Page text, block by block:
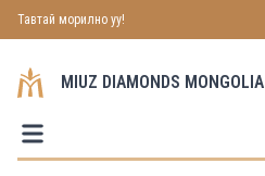
Тавтай морилно уу!
MIUZ DIAMONDS MONGOLIA